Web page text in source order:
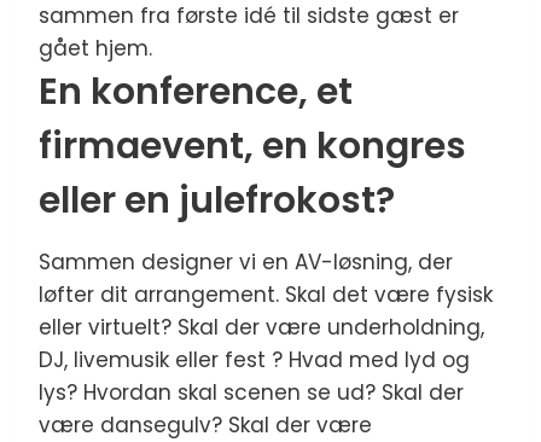
sammen fra første idé til sidste gæst er
gået hjem.
En konference, et
firmaevent, en kongres
eller en julefrokost?
Sammen designer vi en AV-løsning, der
løfter dit arrangement. Skal det være fysisk
eller virtuelt? Skal der være underholdning,
DJ, livemusik eller fest ? Hvad med lyd og
lys? Hvordan skal scenen se ud? Skal der
være dansegulv? Skal der være